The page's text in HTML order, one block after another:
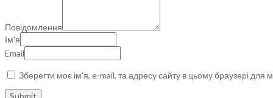
Повідомлення
Ім'я
Email
Зберегти моє ім'я, e-mail, та адресу сайту в цьому браузері для